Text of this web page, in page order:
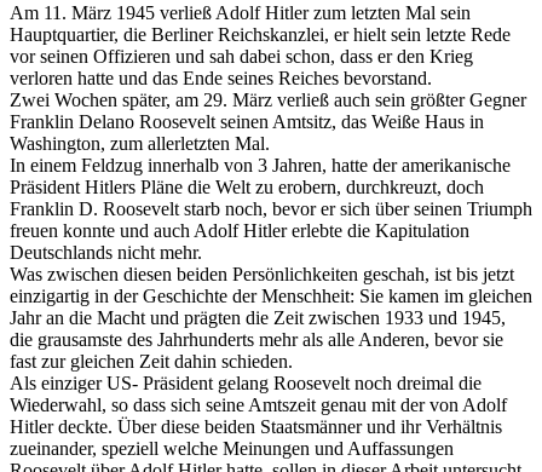
Am 11. März 1945 verließ Adolf Hitler zum letzten Mal sein
Hauptquartier, die Berliner Reichskanzlei, er hielt sein letzte Rede
vor seinen Offizieren und sah dabei schon, dass er den Krieg
verloren hatte und das Ende seines Reiches bevorstand.
Zwei Wochen später, am 29. März verließ auch sein größter Gegner
Franklin Delano Roosevelt seinen Amtsitz, das Weiße Haus in
Washington, zum allerletzten Mal.
In einem Feldzug innerhalb von 3 Jahren, hatte der amerikanische
Präsident Hitlers Pläne die Welt zu erobern, durchkreuzt, doch
Franklin D. Roosevelt starb noch, bevor er sich über seinen Triumph
freuen konnte und auch Adolf Hitler erlebte die Kapitulation
Deutschlands nicht mehr.
Was zwischen diesen beiden Persönlichkeiten geschah, ist bis jetzt
einzigartig in der Geschichte der Menschheit: Sie kamen im gleichen
Jahr an die Macht und prägten die Zeit zwischen 1933 und 1945,
die grausamste des Jahrhunderts mehr als alle Anderen, bevor sie
fast zur gleichen Zeit dahin schieden.
Als einziger US- Präsident gelang Roosevelt noch dreimal die
Wiederwahl, so dass sich seine Amtszeit genau mit der von Adolf
Hitler deckte. Über diese beiden Staatsmänner und ihr Verhältnis
zueinander, speziell welche Meinungen und Auffassungen